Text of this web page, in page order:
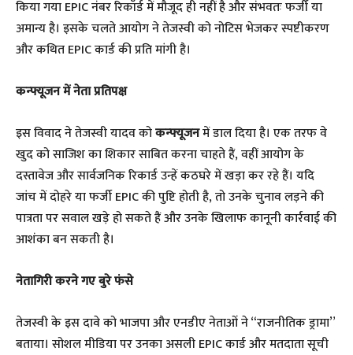
किया गया EPIC नंबर रिकॉर्ड में मौजूद ही नहीं है और संभवतः फर्जी या
अमान्य है। इसके चलते आयोग ने तेजस्वी को नोटिस भेजकर स्पष्टीकरण
और कथित EPIC कार्ड की प्रति मांगी है।
कन्फ्यूजन में नेता प्रतिपक्ष
इस विवाद ने तेजस्वी यादव कोकन्फ्यूजनमें डाल दिया है। एक तरफ वे
खुद को साजिश का शिकार साबित करना चाहते हैं, वहीं आयोग के
दस्तावेज और सार्वजनिक रिकार्ड उन्हें कठघरे में खड़ा कर रहे हैं। यदि
जांच में दोहरे या फर्जी EPIC की पुष्टि होती है, तो उनके चुनाव लड़ने की
पात्रता पर सवाल खड़े हो सकते हैं और उनके खिलाफ कानूनी कार्रवाई की
आशंका बन सकती है।
नेतागिरी करने गए बुरे फंसे
तेजस्वी के इस दावे को भाजपा और एनडीए नेताओं ने “राजनीतिक ड्रामा”
बताया। सोशल मीडिया पर उनका असली EPIC कार्ड और मतदाता सूची